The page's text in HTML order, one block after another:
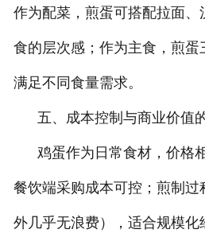
作为配菜，煎蛋可搭配拉面、
食的层次感；作为主食，煎蛋
满足不同食量需求。
五、成本控制与商业价值
鸡蛋作为日常食材，价格相
餐饮端采购成本可控；煎制过
外几乎无浪费），适合规模化